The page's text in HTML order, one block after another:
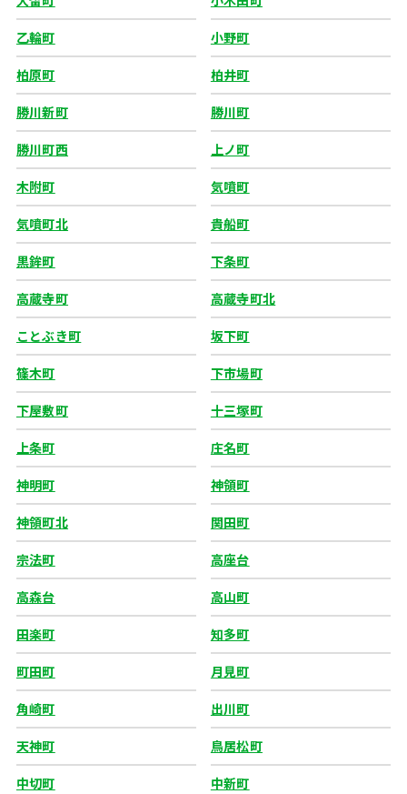
乙輪町 小野町
柏原町 柏井町
勝川新町 勝川町
勝川町西 上ノ町
木附町 気噴町
気噴町北 貴船町
黒鉾町 下条町
高蔵寺町 高蔵寺町北
ことぶき町 坂下町
篠木町 下市場町
下屋敷町 十三塚町
上条町 庄名町
神明町 神領町
神領町北 関田町
宗法町 高座台
高森台 高山町
田楽町 知多町
町田町 月見町
角崎町 出川町
天神町 鳥居松町
中切町 中新町